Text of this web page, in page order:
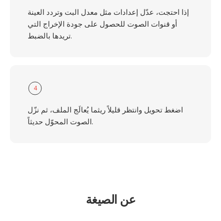
إذا احتجت، عدّل إعدادات مثل معدل البت وتردد العينة
أو قنوات الصوت للحصول على جودة الإخراج التي
تريدها بالضبط.
4
اضغط تحويل وانتظر قليلاً ريثما يُعالَج الملف، ثم نزّل
الصوت المحوّل حديثاً.
عن الصيغة